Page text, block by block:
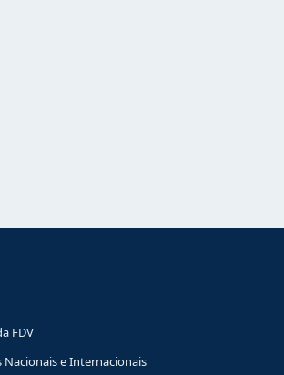
FDV
Nacionais e Internacionais